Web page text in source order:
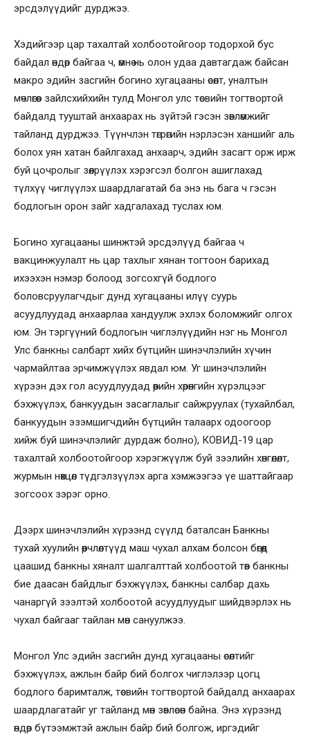
эрсдэлүүдийг дурджээ.
Хэдийгээр цар тахалтай холбоотойгоор тодорхой бус
байдал өндөр байгаа ч, өмнө нь олон удаа давтагдаж байсан
макро эдийн засгийн богино хугацааны өсөлт, уналтын
мөчлөгөөс зайлсхийхийн тулд Монгол улс төсвийн тогтвортой
байдалд тууштай анхаарах нь зүйтэй гэсэн зөвлөмжийг
тайланд дурджээ. Түүнчлэн төгрөгийн нэрлэсэн ханшийг аль
болох уян хатан байлгахад анхаарч, эдийн засагт орж ирж
буй цочролыг зөөлрүүлэх хэрэгсэл болгон ашиглахад
түлхүү чиглүүлэх шаардлагатай ба энэ нь бага ч гэсэн
бодлогын орон зайг хадгалахад туслах юм.
Богино хугацааны шинжтэй эрсдэлүүд байгаа ч
вакцинжуулалт нь цар тахлыг хянан тогтоон барихад
ихээхэн нэмэр болоод зогсохгүй бодлого
боловсруулагчдыг дунд хугацааны илүү суурь
асуудлуудад анхаарлаа хандуулж эхлэх боломжийг олгох
юм. Эн тэргүүний бодлогын чиглэлүүдийн нэг нь Монгол
Улс банкны салбарт хийх бүтцийн шинэчлэлийн хүчин
чармайлтаа эрчимжүүлэх явдал юм. Уг шинэчлэлийн
хүрээн дэх гол асуудлуудад өөрийн хөрөнгийн хүрэлцээг
бэхжүүлэх, банкуудын засаглалыг сайжруулах (тухайлбал,
банкуудын эзэмшигчдийн бүтцийн талаарх одоогоор
хийж буй шинэчлэлийг дурдаж болно), КОВИД-19 цар
тахалтай холбоотойгоор хэрэгжүүлж буй зээлийн хөнгөлөлт,
журмын нөхцөл түдгэлзүүлэх арга хэмжээгээ үе шаттайгаар
зогсоох зэрэг орно.
Дээрх шинэчлэлийн хүрээнд сүүлд баталсан Банкны
тухай хуулийн өөрчлөлтүүд маш чухал алхам болсон бөгөөд
цаашид банкны хяналт шалгалттай холбоотой төв банкны
бие даасан байдлыг бэхжүүлэх, банкны салбар дахь
чанаргүй зээлтэй холбоотой асуудлуудыг шийдвэрлэх нь
чухал байгааг тайлан мөн сануулжээ.
Монгол Улс эдийн засгийн дунд хугацааны өсөлтийг
бэхжүүлэх, ажлын байр бий болгох чиглэлээр цогц
бодлого баримталж, төсвийн тогтвортой байдалд анхаарах
шаардлагатайг уг тайланд мөн зөвлөсөн байна. Энэ хүрээнд
өндөр бүтээмжтэй ажлын байр бий болгож, иргэдийг